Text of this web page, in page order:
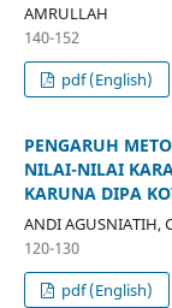
AMRULLAH
140-152
pdf (English)
PENGARUH
NILAI-NILAI
KARUNA DIPA
ANDI AGUSNIATIH,
120-130
pdf (English)